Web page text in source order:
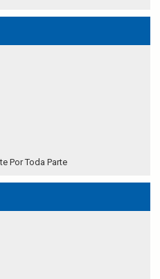
Por Toda Parte